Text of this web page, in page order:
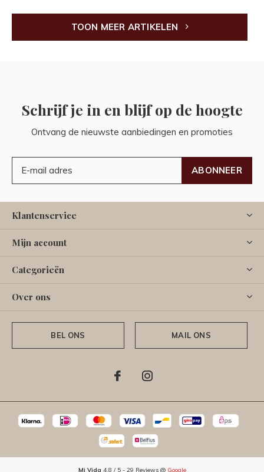
TOON MEER ARTIKELEN
Schrijf je in en blijf op de hoogte
Ontvang de nieuwste aanbiedingen en promoties
ABONNEER
Klantenservice
Mijn account
Categorieën
Over ons
BEL ONS MAIL ONS
Mi Vida 4.8 / 5- 29 Reviews @ Google